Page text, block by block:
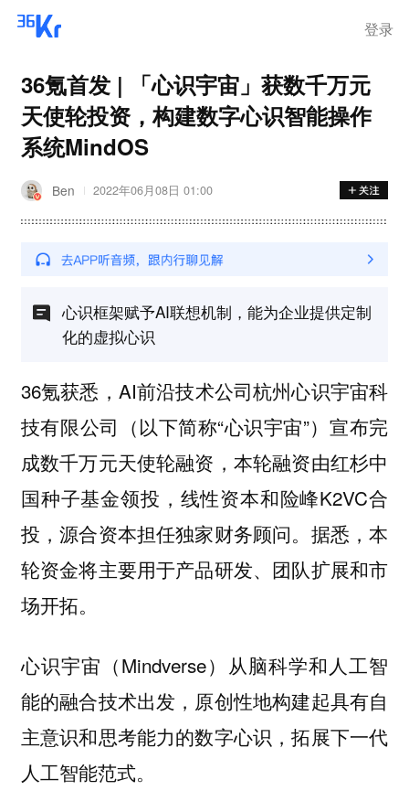
登录
36氪首发 | 「心识宇宙」获数千万元
天使轮投资，构建数字心识智能操作
系统MindOS
Ben 2022年06月08日 01:00
心识框架赋予AI联想机制，能为企业提供定制
化的虚拟心识
36氪获悉，AI前沿技术公司杭州心识宇宙科
技有限公司（以下简称“心识宇宙”）宣布完
成数千万元天使轮融资，本轮融资由红杉中
国种子基金领投，线性资本和险峰K2VC合
投，源合资本担任独家财务顾问。据悉，本
轮资金将主要用于产品研发、团队扩展和市
场开拓。
心识宇宙（Mindverse）从脑科学和人工智
能的融合技术出发，原创性地构建起具有自
主意识和思考能力的数字心识，拓展下一代
人工智能范式。